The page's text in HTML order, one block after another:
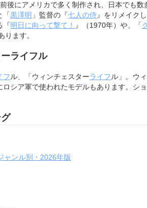
後にアメリカで多く制作され、日本でも
「黒澤明 」監督の『七人の侍』をリメイク
『明日に向って撃て！ 』（1970年）や、「
ります。
ライフル
フ ル、「ウィンチェスターライフ ル」。ウ
シア軍で使われたモデルもあります。シ
ャンル別・2026年版